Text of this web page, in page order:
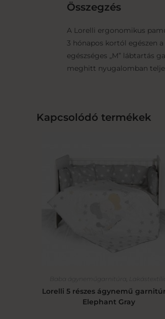
Összegzés
A Lorelli ergonomikus
3 hónapos kortól egészen
egészséges „M” lábtartás
meghitt nyugalomban
Kapcsolódó termékek
Baba ágyneműgarnitúra
Lorelli 5 részes ágynemű
Elephant Gray